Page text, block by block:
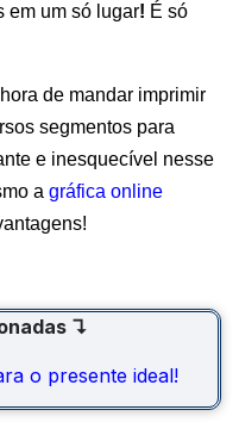
em um só lugar! É só
de mandar imprimir
segmentos para
e inesquecível nesse
a gráfica online
↴
o presente ideal!